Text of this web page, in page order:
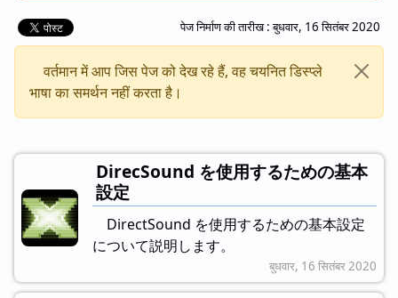
पेज निर्माण की तारीख :बुधवार, 16 सितंबर 2020
वर्तमान में आप जिस पेज को देख रहे हैं, वह चयनित डिस्प्ले
भाषा का समर्थन नहीं करता है।
DirecSound を使用するための基本
設定
DirectSound を使用するための基本設定
について説明します。
बुधवार, 16 सितंबर 2020